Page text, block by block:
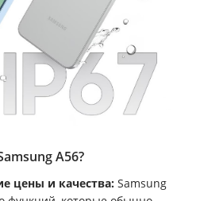
A56?
цены и качества: Samsung